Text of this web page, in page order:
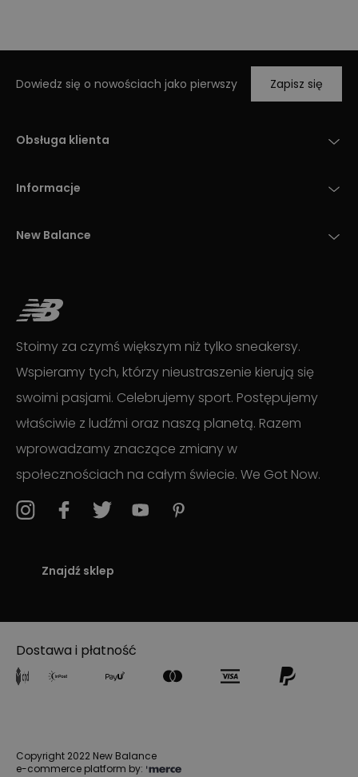
Dowiedz się o nowościach jako pierwszy Zapisz się
Obsługa klienta
Informacje
New Balance
Stoimy za czymś większym niż tylko sneakersy.
Wspieramy tych, którzy nieustraszenie kierują się
swoimi pasjami. Celebrujemy sport. Postępujemy
właściwie z ludźmi oraz naszą planetą. Razem
wprowadzamy znaczące zmiany w
społecznościach na całym świecie. We Got Now.
Znajdź sklep
Dostawa i płatność
Copyright 2022 New Balance
e-commerce platform by: